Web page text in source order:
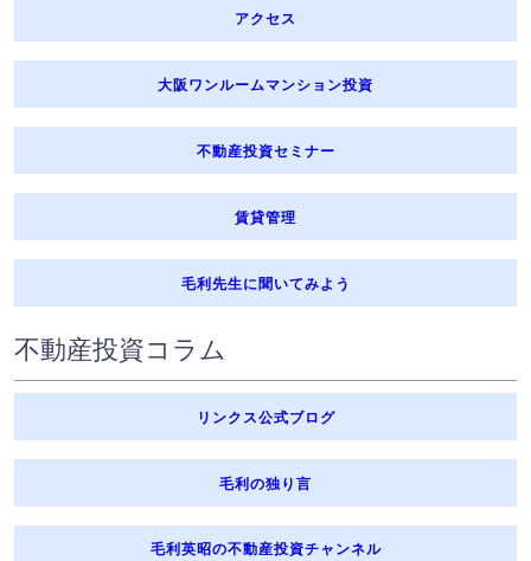
アクセス
大阪ワンルームマンション投資
不動産投資セミナー
賃貸管理
毛利先生に聞いてみよう
不動産投資コラム
リンクス公式ブログ
毛利の独り言
毛利英昭の不動産投資チャンネル